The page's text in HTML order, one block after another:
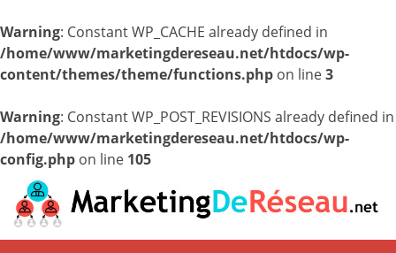
Warning: Constant WP_CACHE already defined in
/home/www/marketingdereseau.net/htdocs/wp-
content/themes/theme/functions.php on line3
Warning: Constant WP_POST_REVISIONS already defined in
/home/www/marketingdereseau.net/htdocs/wp-
config.php on line 105